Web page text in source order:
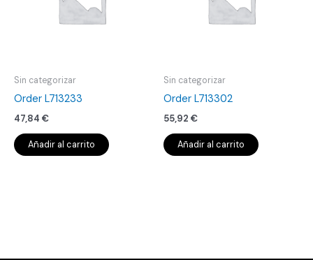
Sin categorizar
Order L713233
47,84 €
Añadir al carrito
Sin categorizar
Order L713302
55,92 €
Añadir al carrito